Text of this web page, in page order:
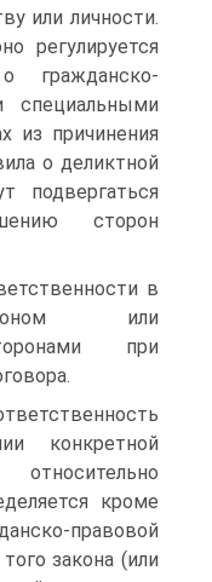
или личности.
регулируется
гражданско-
специальными
из причинения
о деликтной
подвергаться
сторон
в
или
при
конкретной
кроме
правовой
закона (или